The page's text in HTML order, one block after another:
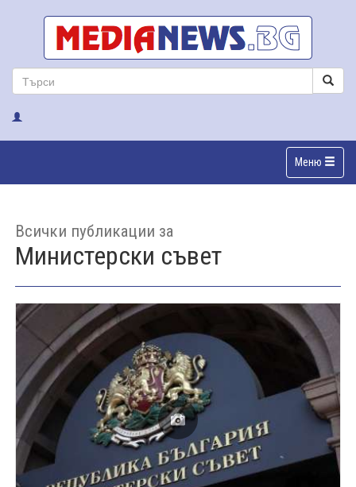
Меню
Всички публикации за
Министерски съвет